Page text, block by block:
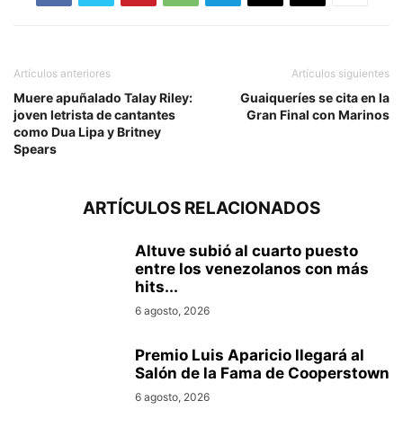
Artículos anteriores
Muere apuñalado Talay Riley:
joven letrista de cantantes
como Dua Lipa y Britney
Spears
Artículos siguientes
Guaiqueríes se cita en la
Gran Final con Marinos
ARTÍCULOS RELACIONADOS
Altuve subió al cuarto puesto
entre los venezolanos con más
hits...
6 agosto, 2026
Premio Luis Aparicio llegará al
Salón de la Fama de Cooperstown
6 agosto, 2026